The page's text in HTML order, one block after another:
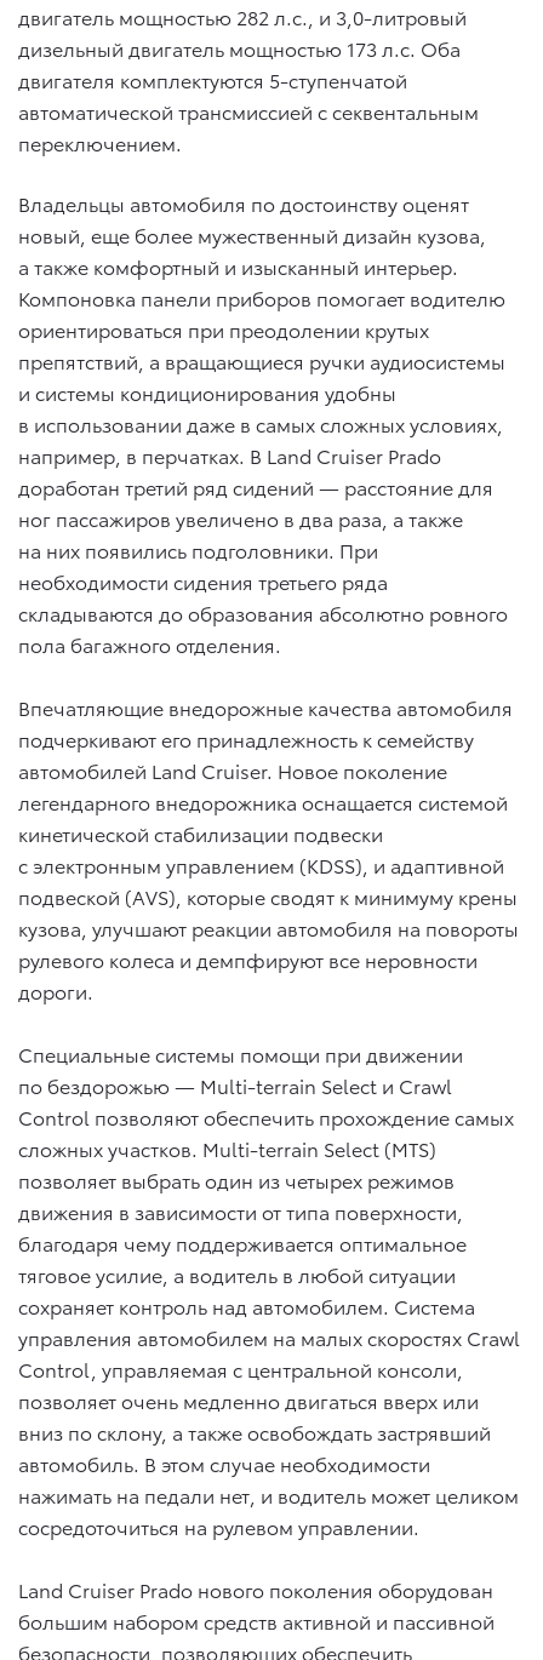
двигатель мощностью 282 л.с., и 3,0-литровый
дизельный двигатель мощностью 173 л.с. Оба
двигателя комплектуются 5-ступенчатой
автоматической трансмиссией с секвентальным
переключением.
Владельцы автомобиля по достоинству оценят
новый, еще более мужественный дизайн кузова,
а также комфортный и изысканный интерьер.
Компоновка панели приборов помогает водителю
ориентироваться при преодолении крутых
препятствий, а вращающиеся ручки аудиосистемы
и системы кондиционирования удобны
в использовании даже в самых сложных условиях,
например, в перчатках. В Land Cruiser Prado
доработан третий ряд сидений — расстояние для
ног пассажиров увеличено в два раза, а также
на них появились подголовники. При
необходимости сидения третьего ряда
складываются до образования абсолютно ровного
пола багажного отделения.
Впечатляющие внедорожные качества автомобиля
подчеркивают его принадлежность к семейству
автомобилей Land Cruiser. Новое поколение
легендарного внедорожника оснащается системой
кинетической стабилизации подвески
с электронным управлением (KDSS), и адаптивной
подвеской (AVS), которые сводят к минимуму крены
кузова, улучшают реакции автомобиля на повороты
рулевого колеса и демпфируют все неровности
дороги.
Специальные системы помощи при движении
по бездорожью — Multi-terrain Select и Crawl
Control позволяют обеспечить прохождение самых
сложных участков. Multi-terrain Select (MTS)
позволяет выбрать один из четырех режимов
движения в зависимости от типа поверхности,
благодаря чему поддерживается оптимальное
тяговое усилие, а водитель в любой ситуации
сохраняет контроль над автомобилем. Система
управления автомобилем на малых скоростях Crawl
Control, управляемая с центральной консоли,
позволяет очень медленно двигаться вверх или
вниз по склону, а также освобождать застрявший
автомобиль. В этом случае необходимости
нажимать на педали нет, и водитель может целиком
сосредоточиться на рулевом управлении.
Land Cruiser Prado нового поколения оборудован
большим набором средств активной и пассивной
безопасности, позволяющих обеспечить